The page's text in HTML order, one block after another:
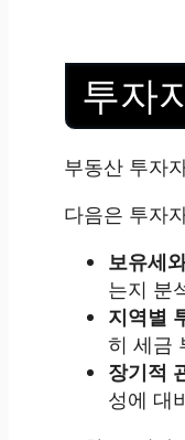
투자
부동산 투자
다음은 투자
보유세
는지 분
지역별
히 세금
장기적
성에 대